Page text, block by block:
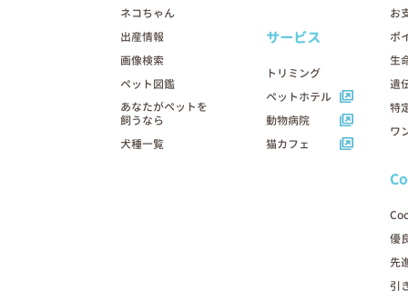
ネコちゃん
出産情報
画像検索
ペット図鑑
あなたがペットを
飼うなら
犬種一覧
サービス
トリミング
ペットホテル
動物病院
猫カフェ
お
ポ
生
遺
特
ワ
優
先
引